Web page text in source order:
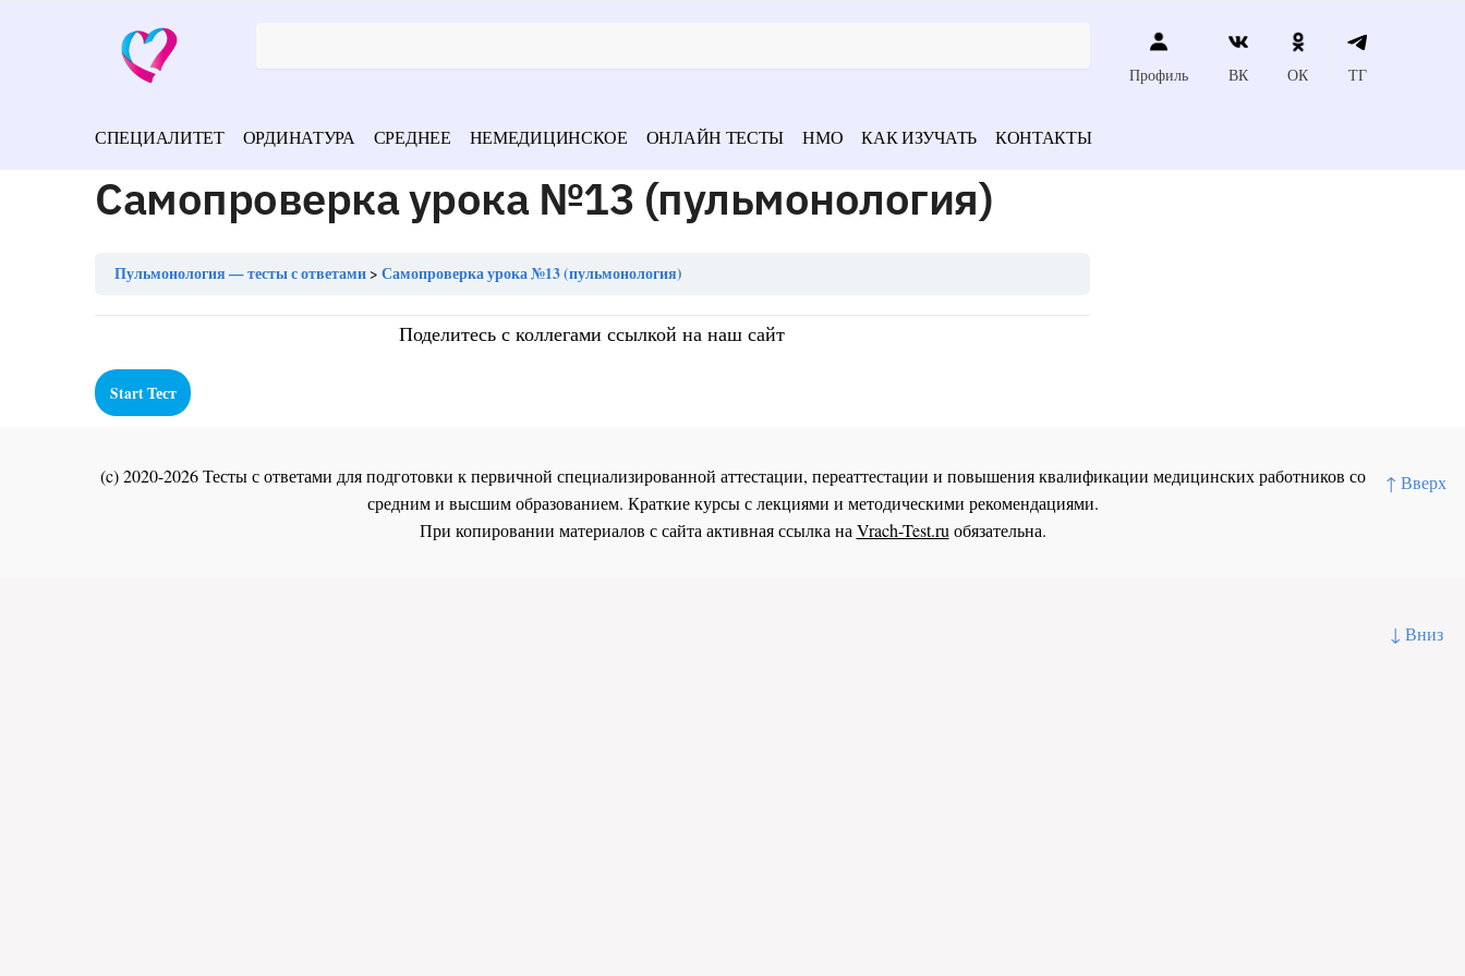
↑ Вверх
↓ Вниз
Профиль ВК ОК ТГ
СПЕЦИАЛИТЕТ ОРДИНАТУРА СРЕДНЕЕ НЕМЕДИЦИНСКОЕ ОНЛАЙН ТЕСТЫ НМО КАК ИЗУЧАТЬ КОНТАКТЫ
Самопроверка урока №13 (пульмонология)
Пульмонология — тесты с ответами Самопроверка урока №13 (пульмонология)
Поделитесь с коллегами ссылкой на наш сайт
(c) 2020-2026 Тесты с ответами для подготовки к первичной специализированной аттестации, переаттестации и повышения квалификации медицинских работников со
средним и высшим образованием. Краткие курсы с лекциями и методическими рекомендациями.
При копировании материалов с сайта активная ссылка на Vrach-Test.ru обязательна.